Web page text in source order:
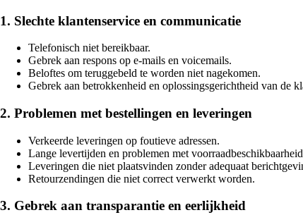
1. Slechte klantenservice en communicatie
Telefonisch niet bereikbaar.
Gebrek aan respons op e-mails en voicemails.
Beloftes om teruggebeld te worden niet nagekomen.
Gebrek aan betrokkenheid en oplossingsgerichtheid van de
2. Problemen met bestellingen en leveringen
Verkeerde leveringen op foutieve adressen.
Lange levertijden en problemen met
Leveringen die niet plaatsvinden zonder adequaat
Retourzendingen die niet correct verwerkt worden.
3. Gebrek aan transparantie en eerlijkheid